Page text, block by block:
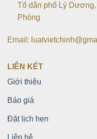
Tổ dân phố Lý
Phòng
Email:
LIÊN KẾT
Giới thiệu
Báo giá
Đặt lịch hẹn
Liên hệ